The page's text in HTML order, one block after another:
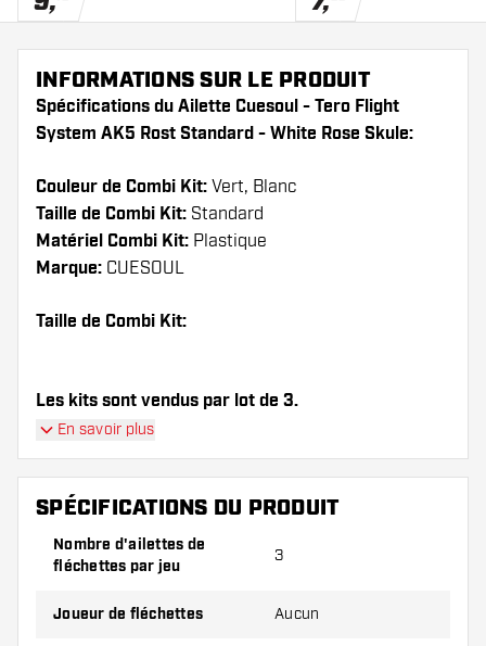
INFORMATIONS SUR LE PRODUIT
Spécifications du Ailette Cuesoul - Tero Flight
System AK5 Rost Standard - White Rose Skule:
Couleur de Combi Kit: Vert, Blanc
Taille de Combi Kit: Standard
Matériel Combi Kit: Plastique
Marque: CUESOUL
Taille de Combi Kit:
Les kits sont vendus par lot de 3.
Conseil de Dartshopper !
Veillez à disposer d'un grand nombre d'ailettes
cassés à l'usage.
Essayez une forme, un matériau ou une
En savoir plus
SPÉCIFICATIONS DU PRODUIT
Nombre d'ailettes de
fléchettes par jeu
3
Joueur de fléchettes Aucun